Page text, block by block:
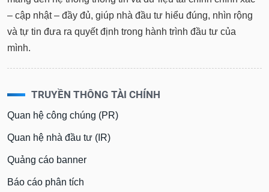
– cập nhật – đầy đủ, giúp nhà đầu tư hiểu đúng, nhìn rộng
và tự tin đưa ra quyết định trong hành trình đầu tư của
mình.
TRUYỀN THÔNG TÀI CHÍNH
Quan hệ công chúng (PR)
Quan hệ nhà đầu tư (IR)
Quảng cáo banner
Báo cáo phân tích